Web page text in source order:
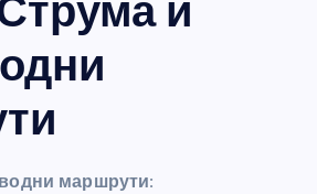
и
маршрути: